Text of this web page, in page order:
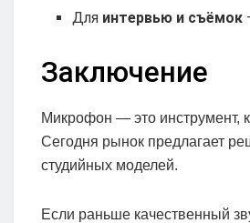
Для интервью и съёмок
Заключение
Микрофон — это инструмент,
Сегодня рынок предлагает
студийных моделей.
Если раньше качественный